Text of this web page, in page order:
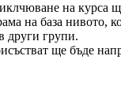
на курса
на база нивото,
други групи.
ще бъде